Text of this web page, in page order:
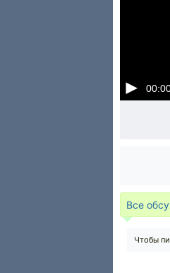
Все
Чтобы